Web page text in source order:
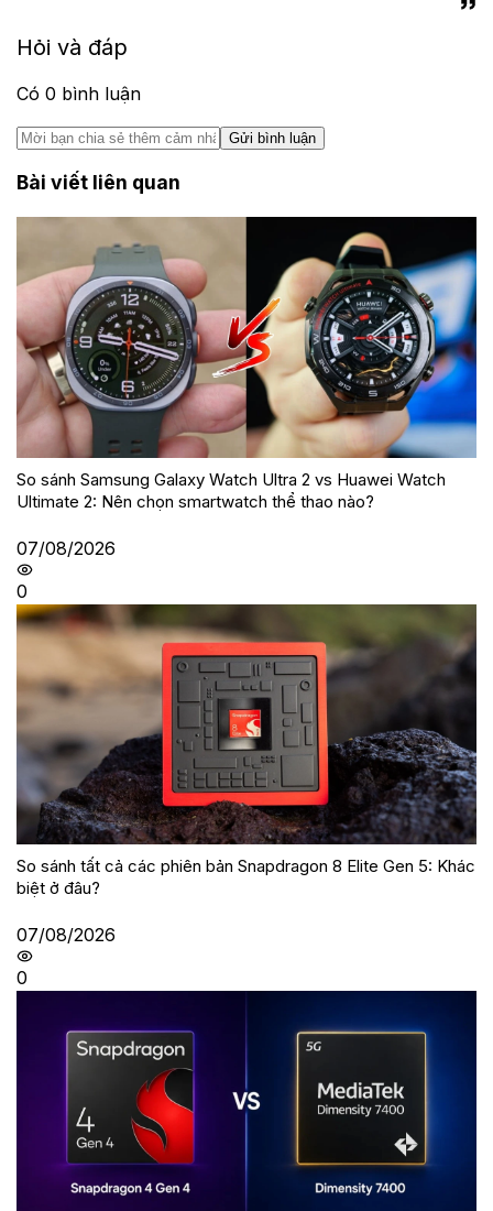
Hỏi và đáp
Có 0 bình luận
Gửi bình luận
Bài viết liên quan
So sánh Samsung Galaxy Watch Ultra 2 vs Huawei Watch
Ultimate 2: Nên chọn smartwatch thể thao nào?
07/08/2026
0
So sánh tất cả các phiên bản Snapdragon 8 Elite Gen 5: Khác
biệt ở đâu?
07/08/2026
0